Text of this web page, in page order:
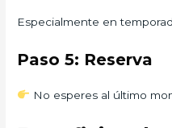
Especialmente en
Paso 5: Reserva
No esperes al último